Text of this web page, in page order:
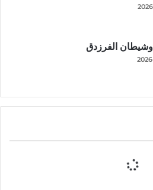
وشيطان الفرزدق